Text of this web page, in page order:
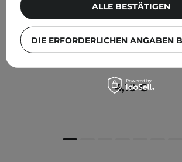
4,10 €
DIE ERFORDERLICHEN ANGABEN
ALLE BESTÄTIGEN